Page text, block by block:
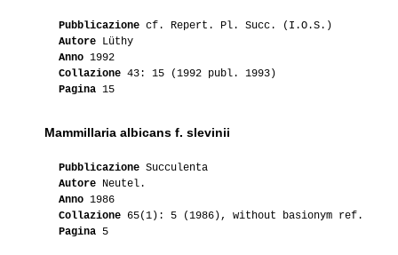
Pubblicazione cf. Repert. Pl. Succ. (I.O.S.)
Autore Lüthy
Anno 1992
Collazione 43: 15 (1992 publ. 1993)
Pagina 15
Mammillaria albicans f. slevinii
Pubblicazione Succulenta
Autore Neutel.
Anno 1986
Collazione 65(1): 5 (1986), without basionym ref.
Pagina 5